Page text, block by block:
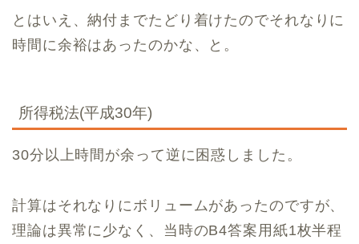
とはいえ、納付までたどり着けたのでそれなりに
時間に余裕はあったのかな、と。
所得税法(平成30年)
30分以上時間が余って逆に困惑しました。
計算はそれなりにボリュームがあったのですが、
理論は異常に少なく、当時のB4答案用紙1枚半程